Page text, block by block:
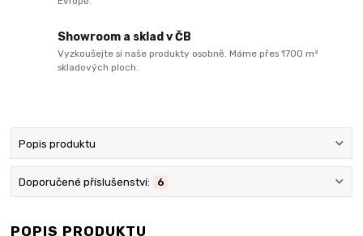
Showroom a sklad v ČB
Vyzkoušejte si naše produkty osobně. Máme přes 1700 m²
skladových ploch.
Popis produktu
Doporučené příslušenství: 6
POPIS PRODUKTU